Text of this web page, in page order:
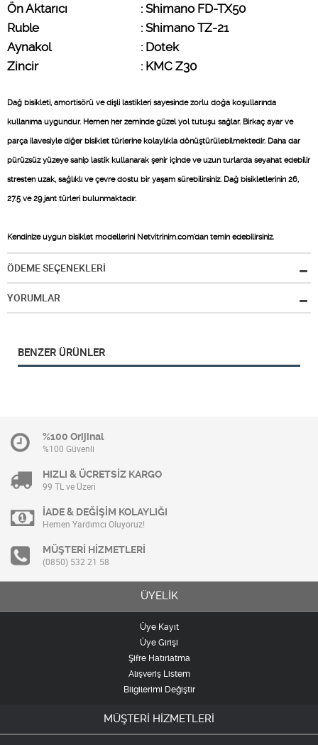
Ön Aktarıcı
: Shimano FD-TX50
Ruble
: Shimano TZ-21
Aynakol
: Dotek
Zincir
: KMC Z30
Dağ bisikleti, amortisörü ve dişli lastikleri sayesinde zorlu doğa koşullarında
kullanıma uygundur. Hemen her zeminde güzel yol tutuşu sağlar. Birkaç ayar ve
parça ilavesiyle diğer bisiklet türlerine kolaylıkla dönüştürülebilmektedir. Daha dar
pürüzsüz yüzeye sahip lastik kullanarak şehir içinde ve uzun turlarda seyahat edebilir
stresten uzak, sağlıklı ve çevre dostu bir yaşam sürebilirsiniz. Dağ bisikletlerinin 26,
27.5 ve 29 jant türleri bulunmaktadır.
Kendinize uygun bisiklet modellerini Netvitrinim.com’dan temin edebilirsiniz.
ÖDEME SEÇENEKLERİ
YORUMLAR
BENZER ÜRÜNLER
%100 Orijinal
%100 Güvenli
HIZLI & ÜCRETSİZ KARGO
99 TL ve Üzeri
İADE & DEĞİŞİM KOLAYLIĞI
Hemen Yardımcı Oluyoruz!
MÜŞTERİ HİZMETLERİ
(0850) 532 21 58
ÜYELİK
Üye Kayıt
Üye Girişi
Şifre Hatırlatma
Alışveriş Listem
Bilgilerimi Değiştir
MÜŞTERİ HİZMETLERİ